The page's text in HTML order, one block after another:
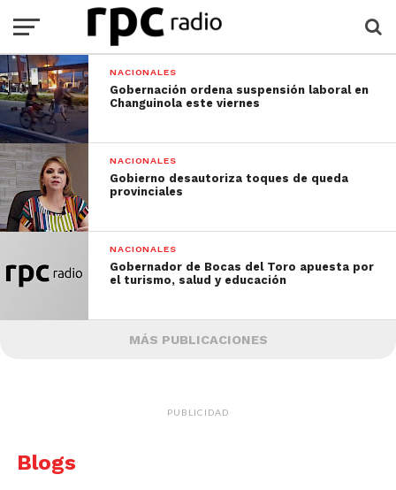
NACIONALES
Gobernación ordena suspensión laboral en
Changuinola este viernes
NACIONALES
Gobierno desautoriza toques de queda
provinciales
NACIONALES
Gobernador de Bocas del Toro apuesta por
el turismo, salud y educación
MÁS PUBLICACIONES
PUBLICIDAD
Blogs